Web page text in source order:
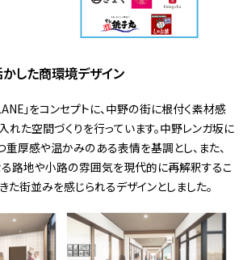
した商環境デザイン
」をコンセプトに、中野の街に根付く素材感
た空間づくりを行っています。中野レンガ坂に
厚感や温かみのある表情を基調とし、また、
路地や小路の雰囲気を現代的に再解釈するこ
た街並みを感じられるデザインとしました。